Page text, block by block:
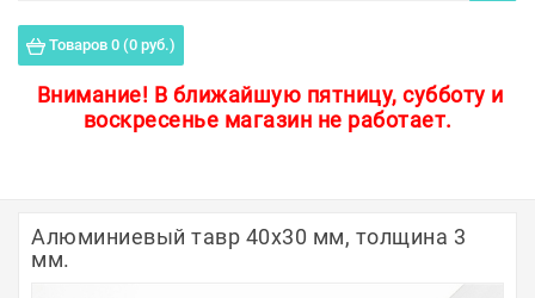
Товаров 0 (0 руб.)
Внимание! В ближайшую пятницу, субботу и
воскресенье магазин не работает.
Пороги для пола
Защитные уголки
Полосы из металла
Алюминиевый тавр 40х30 мм, толщина 3
мм.